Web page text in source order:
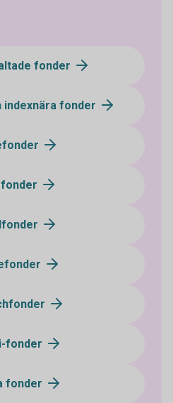
fonder
indexnära fonder
fonder
fonder